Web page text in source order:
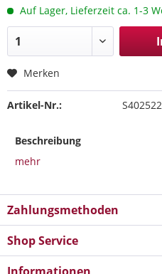
Auf Lager, Lieferzeit ca. 1-3
Merken
Artikel-Nr.:
Beschreibung
mehr
Zahlungsmethoden
Shop Service